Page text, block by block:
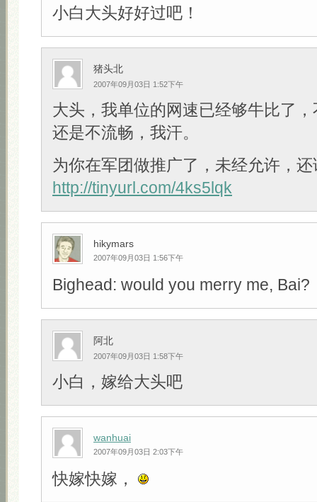
小白大头好好过吧！
猪头北
2007年09月03日 1:52下午
大头，我单位的网速已经够牛比了
还是不流畅，我汗。
为你在军团做推广了，未经允许，
http://tinyurl.com/4ks5lqk
hikymars
2007年09月03日 1:56下午
Bighead: would you merry me, Bai?
阿北
2007年09月03日 1:58下午
小白，嫁给大头吧
wanhuai
2007年09月03日 2:03下午
快嫁快嫁，